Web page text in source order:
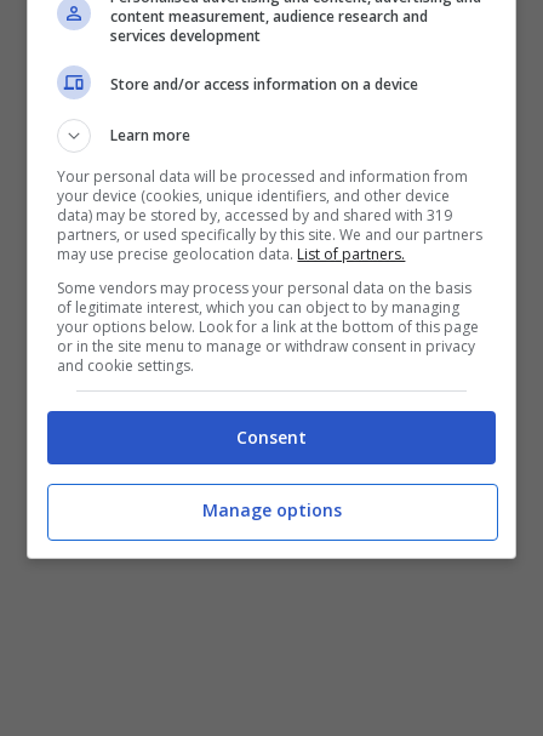
content measurement, audience research and
services development
Store and/or access information on a device
Learn more
Your personal data will be processed and information from
your device (cookies, unique identifiers, and other device
data) may be stored by, accessed by and shared with 319
partners, or used specifically by this site. We and our partners
may use precise geolocation data. List of partners.
Some vendors may process your personal data on the basis
of legitimate interest, which you can object to by managing
your options below. Look for a link at the bottom of this page
or in the site menu to manage or withdraw consent in privacy
and cookie settings.
Consent
Manage options